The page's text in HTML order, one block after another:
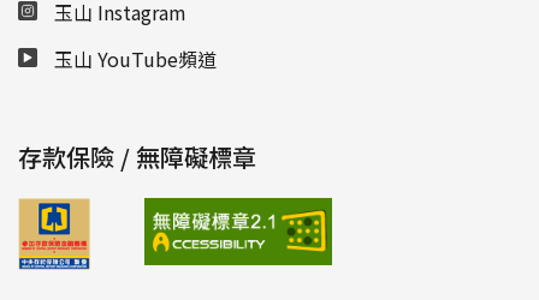
玉山 Instagram
玉山 YouTube頻道
存款保險 / 無障礙標章